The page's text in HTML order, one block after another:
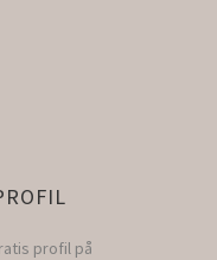
profil på